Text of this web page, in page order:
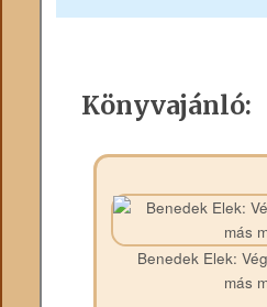
Könyvajánló:
Benedek Elek:
más